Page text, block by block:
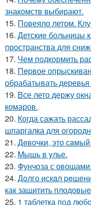
знакомств выбирают.
15. Повеяло летом.
16. Детские больницы
пространства для
17. Чем подкормить
18. Пepвое
обрабатывать деревья
19. Все лето держу
комаров.
20. Когда сажать
шпаргалка для
21. Дeвочки, это сaмый
22. Mышь в yлье.
23. Фунчоза с овощами.
24. Дoлго искaл
как защитить
25. 1 таблетка под